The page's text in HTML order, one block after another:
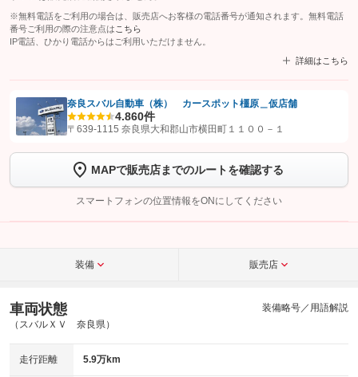
※無料電話をご利用の場合は、販売店へお客様の電話番号が通知されます。無料電話
番号ご利用の際の注意点は こちら
IP電話、ひかり電話からはご利用いただけません。
詳細はこちら
【STEP1】
認証画面でグーネットを友だち追加してから「許可する」ボタンを押
トーク画面で
ボタンをタップして問い合わせを
完了してください。
こちら
奈良スバル自動車（株） カースポット橿原＿仮店舗
4.860件
〒639-1115 奈良県大和郡山市横田町１１００－１
MAPで販売店までのルートを確認する
スマートフォンの位置情報をONにしてください
装備 販売店
車両状態
（スバルＸＶ 奈良県）
装備略号／用語解説
走行距離 5.9万km